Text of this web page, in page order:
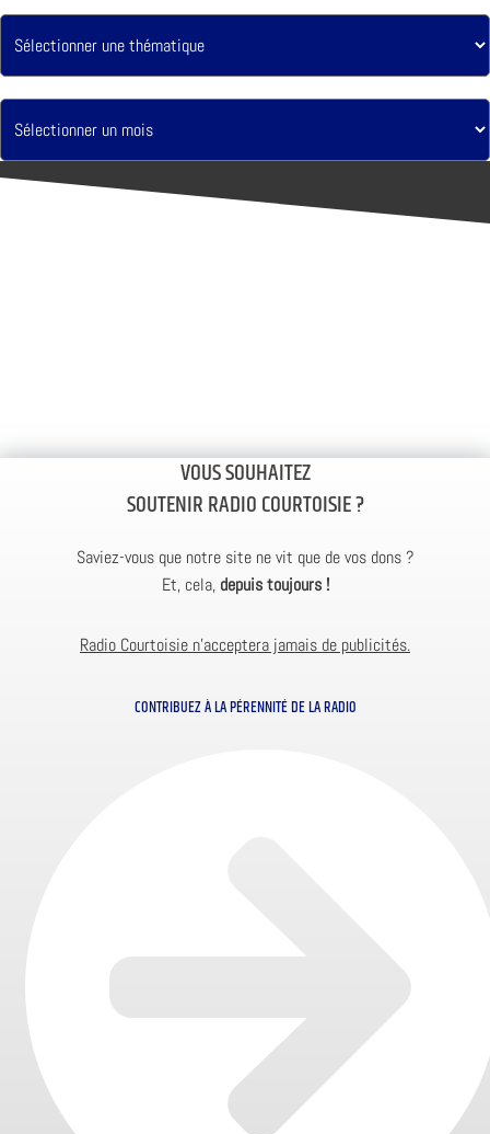
VOUS SOUHAITEZ
SOUTENIR RADIO COURTOISIE ?
Saviez-vous que notre site ne vit que de vos dons ?
Et, cela, depuis toujours !
Radio Courtoisie n’acceptera jamais de publicités.
CONTRIBUEZ À LA PÉRENNITÉ DE LA RADIO